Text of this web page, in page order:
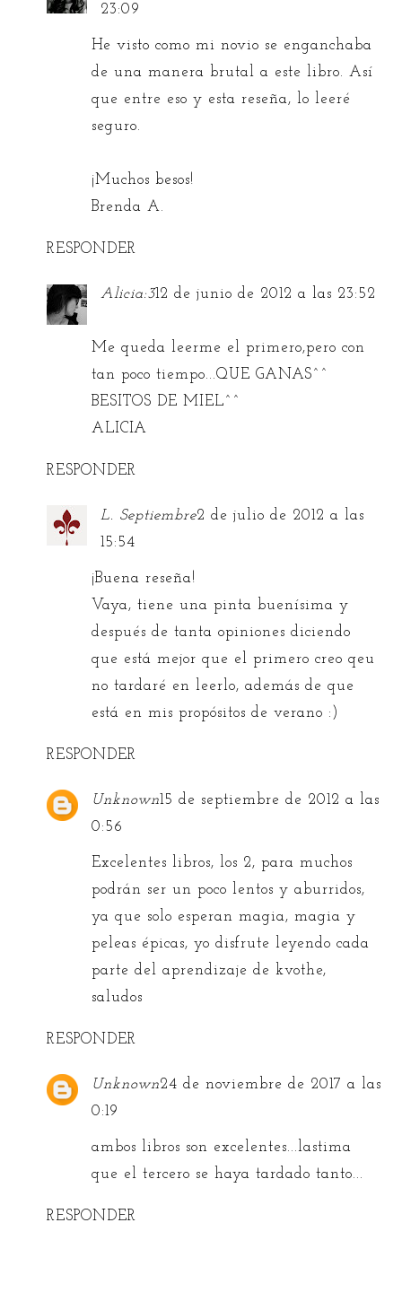
23:09
He visto como mi novio se enganchaba
de una manera brutal a este libro. Así
que entre eso y esta reseña, lo leeré
seguro.
¡Muchos besos!
Brenda A.
RESPONDER
Alicia:312 de junio de 2012 a las 23:52
Me queda leerme el primero,pero con
tan poco tiempo...QUE GANAS^^
BESITOS DE MIEL^^
ALICIA
RESPONDER
L. Septiembre2 de julio de 2012 a las
15:54
¡Buena reseña!
Vaya, tiene una pinta buenísima y
después de tanta opiniones diciendo
que está mejor que el primero creo qeu
no tardaré en leerlo, además de que
está en mis propósitos de verano :)
RESPONDER
Unknown15 de septiembre de 2012 a las
0:56
Excelentes libros, los 2, para muchos
podrán ser un poco lentos y aburridos,
ya que solo esperan magia, magia y
peleas épicas, yo disfrute leyendo cada
parte del aprendizaje de kvothe,
saludos
RESPONDER
Unknown24 de noviembre de 2017 a las
0:19
ambos libros son excelentes...lastima
que el tercero se haya tardado tanto...
RESPONDER